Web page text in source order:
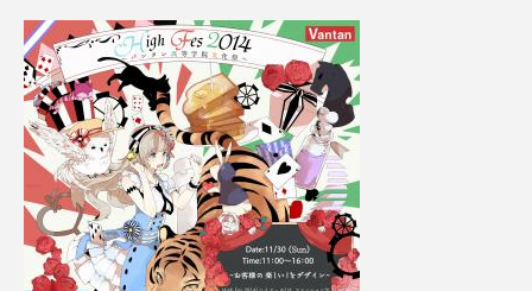
コネクテッド・ビューティ コミュニケーション
コルチゾール サステナビリティ
サステナブル美容 サプライチェーン
サプリ サロンクレンジング
サロン経営 サロン連略 シャネル